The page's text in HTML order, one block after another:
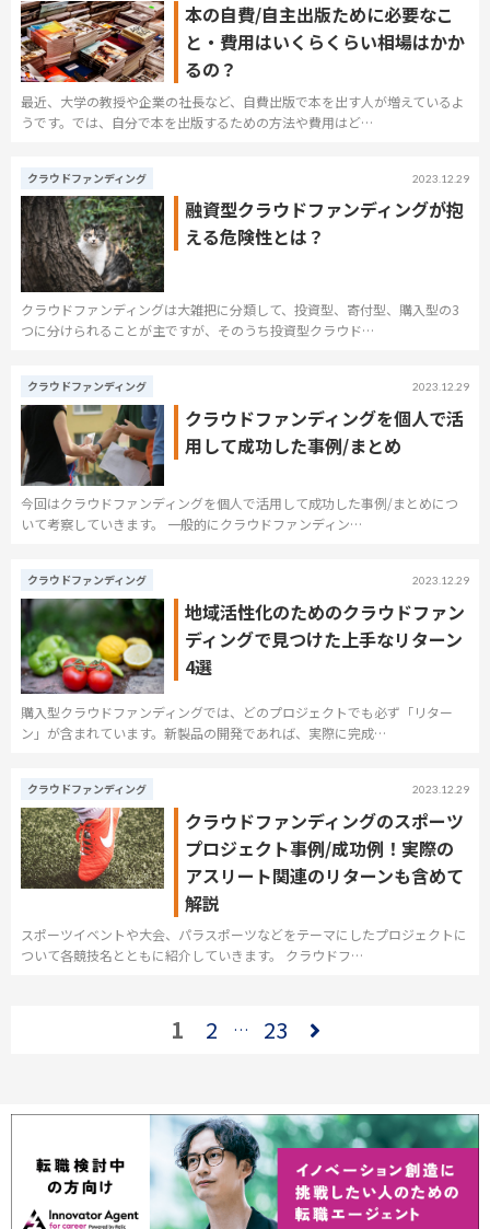
本の自費/自主出版ために必要なこ
と・費用はいくらくらい相場はかか
るの？
最近、大学の教授や企業の社長など、自費出版で本を出す人が増えているよ
うです。では、自分で本を出版するための方法や費用はど…
クラウドファンディング 2023.12.29
融資型クラウドファンディングが抱
える危険性とは？
クラウドファンディングは大雑把に分類して、投資型、寄付型、購入型の3
つに分けられることが主ですが、そのうち投資型クラウド…
クラウドファンディング 2023.12.29
クラウドファンディングを個人で活
用して成功した事例/まとめ
今回はクラウドファンディングを個人で活用して成功した事例/まとめにつ
いて考察していきます。 一般的にクラウドファンディン…
クラウドファンディング 2023.12.29
地域活性化のためのクラウドファン
ディングで見つけた上手なリターン
4選
購入型クラウドファンディングでは、どのプロジェクトでも必ず「リター
ン」が含まれています。新製品の開発であれば、実際に完成…
クラウドファンディング 2023.12.29
クラウドファンディングのスポーツ
プロジェクト事例/成功例！実際の
アスリート関連のリターンも含めて
解説
スポーツイベントや大会、パラスポーツなどをテーマにしたプロジェクトに
ついて各競技名とともに紹介していきます。 クラウドフ…
1 2 … 23